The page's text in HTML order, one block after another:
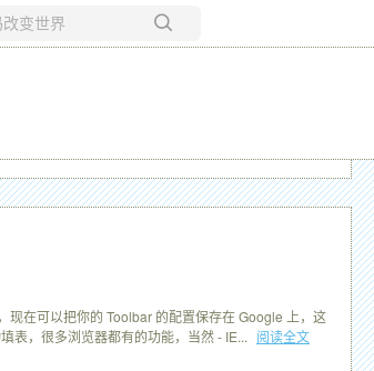
在可以把你的 Toolbar 的配置保存在 Google 上，这
表，很多浏览器都有的功能，当然 - IE... 阅读全文